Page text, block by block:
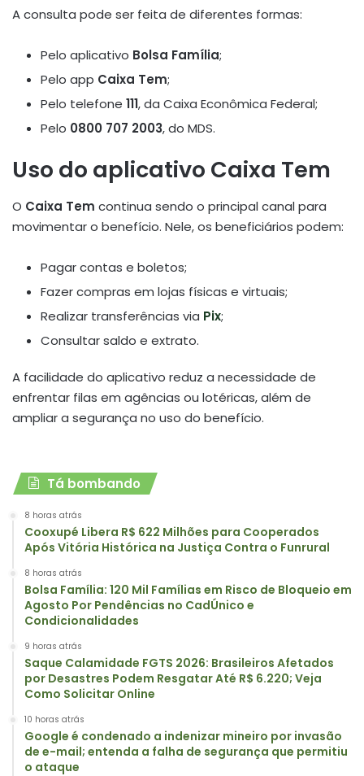
A consulta pode ser feita de diferentes formas:
Pelo aplicativo Bolsa Família;
Pelo app Caixa Tem;
Pelo telefone 111, da Caixa Econômica Federal;
Pelo 0800 707 2003, do MDS.
Uso do aplicativo Caixa Tem
O Caixa Tem continua sendo o principal canal para
movimentar o benefício. Nele, os beneficiários podem:
Pagar contas e boletos;
Fazer compras em lojas físicas e virtuais;
Realizar transferências via Pix;
Consultar saldo e extrato.
A facilidade do aplicativo reduz a necessidade de
enfrentar filas em agências ou lotéricas, além de
ampliar a segurança no uso do benefício.
Tá bombando
8 horas atrás
Cooxupé Libera R$ 622 Milhões para Cooperados
Após Vitória Histórica na Justiça Contra o Funrural
8 horas atrás
Bolsa Família: 120 Mil Famílias em Risco de Bloqueio em
Agosto Por Pendências no CadÚnico e
Condicionalidades
9 horas atrás
Saque Calamidade FGTS 2026: Brasileiros Afetados
por Desastres Podem Resgatar Até R$ 6.220; Veja
Como Solicitar Online
10 horas atrás
Google é condenado a indenizar mineiro por invasão
de e-mail; entenda a falha de segurança que permitiu
o ataque